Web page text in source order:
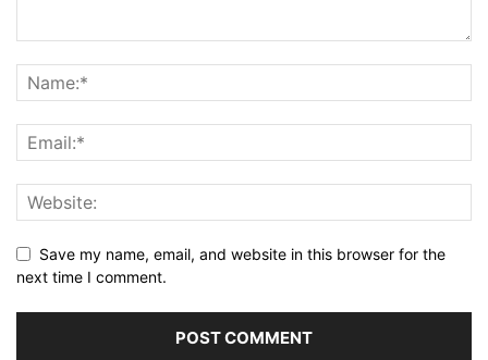
Save my name, email, and website in this browser for the
next time I comment.